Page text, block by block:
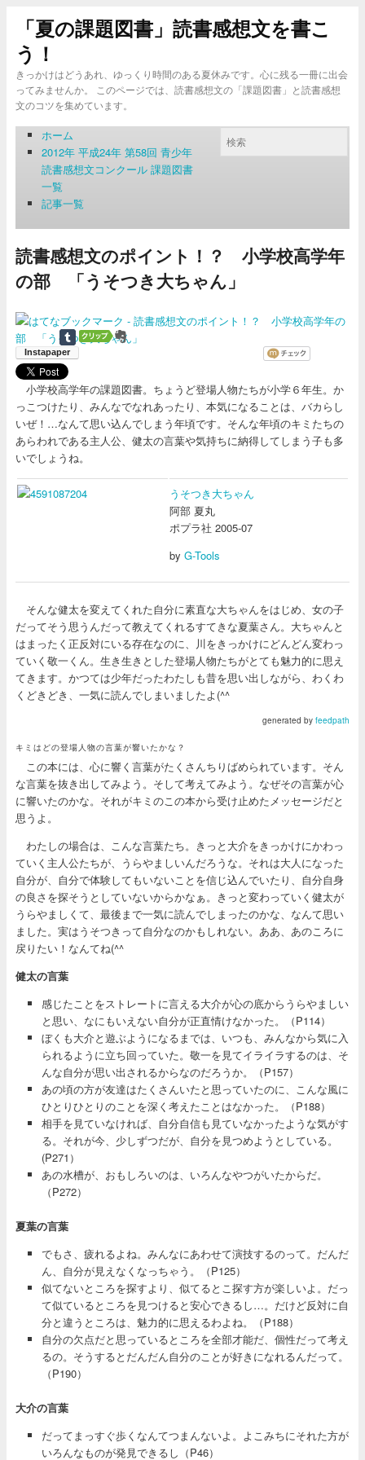
「夏の課題図書」読書感想文を書こ
う！
きっかけはどうあれ、ゆっくり時間のある夏休みです。心に残る一冊に出会
ってみませんか。 このページでは、読書感想文の「課題図書」と読書感想
文のコツを集めています。
ホーム
2012年 平成24年 第58回 青少年
読書感想文コンクール 課題図書
一覧
記事一覧
読書感想文のポイント！？ 小学校高学年
の部 「うそつき大ちゃん」
小学校高学年の課題図書。ちょうど登場人物たちが小学６年生。か
っこつけたり、みんなでなれあったり、本気になることは、バカらし
いぜ！…なんて思い込んでしまう年頃です。そんな年頃のキミたちの
あらわれである主人公、健太の言葉や気持ちに納得してしまう子も多
いでしょうね。
うそつき大ちゃん
阿部 夏丸
ポプラ社 2005-07
by G-Tools
そんな健太を変えてくれた自分に素直な大ちゃんをはじめ、女の子
だってそう思うんだって教えてくれるすてきな夏葉さん。大ちゃんと
はまったく正反対にいる存在なのに、川をきっかけにどんどん変わっ
ていく敬一くん。生き生きとした登場人物たちがとても魅力的に思え
てきます。かつては少年だったわたしも昔を思い出しながら、わくわ
くどきどき、一気に読んでしまいましたよ(^^ゞ
generated byfeedpath
キミはどの登場人物の言葉が響いたかな？
この本には、心に響く言葉がたくさんちりばめられています。そん
な言葉を抜き出してみよう。そして考えてみよう。なぜその言葉が心
に響いたのかな。それがキミのこの本から受け止めたメッセージだと
思うよ。
わたしの場合は、こんな言葉たち。きっと大介をきっかけにかわっ
ていく主人公たちが、うらやましいんだろうな。それは大人になった
自分が、自分で体験してもいないことを信じ込んでいたり、自分自身
の良さを探そうとしていないからかなぁ。きっと変わっていく健太が
うらやましくて、最後まで一気に読んでしまったのかな、なんて思い
ました。実はうそつきって自分なのかもしれない。ああ、あのころに
戻りたい！なんてね(^^ゞ
健太の言葉
感じたことをストレートに言える大介が心の底からうらやましい
と思い、なにもいえない自分が正直情けなかった。（P114）
ぼくも大介と遊ぶようになるまでは、いつも、みんなから気に入
られるように立ち回っていた。敬一を見てイライラするのは、そ
んな自分が思い出されるからなのだろうか。（P157）
あの頃の方が友達はたくさんいたと思っていたのに、こんな風に
ひとりひとりのことを深く考えたことはなかった。（P188）
相手を見ていなければ、自分自信も見ていなかったような気がす
る。それが今、少しずつだが、自分を見つめようとしている。
(P271）
あの水槽が、おもしろいのは、いろんなやつがいたからだ。
（P272）
夏葉の言葉
でもさ、疲れるよね。みんなにあわせて演技するのって。だんだ
ん、自分が見えなくなっちゃう。（P125）
似てないところを探すより、似てるとこ探す方が楽しいよ。だっ
て似ているところを見つけると安心できるし…。だけど反対に自
分と違うところは、魅力的に思えるわよね。（P188）
自分の欠点だと思っているところを全部才能だ、個性だって考え
るの。そうするとだんだん自分のことが好きになれるんだって。
（P190）
大介の言葉
だってまっすぐ歩くなんてつまんないよ。よこみちにそれた方が
いろんなものが発見できるし（P46）